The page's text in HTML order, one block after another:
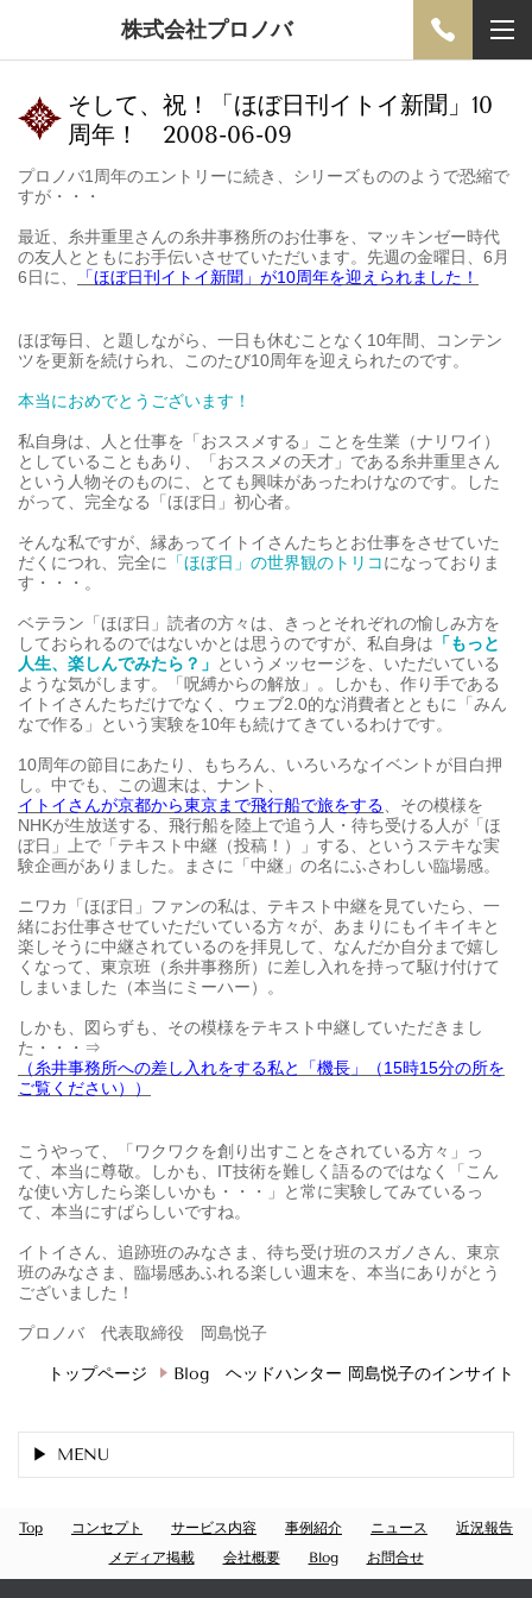
株式会社プロノバ
そして、祝！「ほぼ日刊イトイ新聞」10
周年！ 2008-06-09
プロノバ1周年のエントリーに続き、シリーズもののようで恐縮で
すが・・・
最近、糸井重里さんの糸井事務所のお仕事を、マッキンゼー時代
の友人とともにお手伝いさせていただいます。先週の金曜日、6月
6日に、
「ほぼ日刊イトイ新聞」が10周年を迎えられました！
ほぼ毎日、と題しながら、一日も休むことなく10年間、コンテン
ツを更新を続けられ、このたび10周年を迎えられたのです。
本当におめでとうございます！
私自身は、人と仕事を「おススメする」ことを生業（ナリワイ）
としていることもあり、「おススメの天才」である糸井重里さん
という人物そのものに、とても興味があったわけなのです。した
がって、完全なる「ほぼ日」初心者。
そんな私ですが、縁あってイトイさんたちとお仕事をさせていた
だくにつれ、完全に
「ほぼ日」の世界観のトリコになっておりま
す・・・。
ベテラン「ほぼ日」読者の方々は、きっとそれぞれの愉しみ方を
しておられるのではないかとは思うのですが、私自身は 「もっと
人生、楽しんでみたら？」 というメッセージを、いただいている
ような気がします。「呪縛からの解放」。しかも、作り手である
イトイさんたちだけでなく、ウェブ2.0的な消費者とともに「みん
なで作る」という実験を10年も続けてきているわけです。
10周年の節目にあたり、もちろん、いろいろなイベントが目白押
し。中でも、この週末は、ナント、
イトイさんが京都から東京まで飛行船で旅をする 、その模様を
NHKが生放送する、飛行船を陸上で追う人・待ち受ける人が「ほ
ぼ日」上で「テキスト中継（投稿！）」する、というステキな実
験企画がありました。まさに「中継」の名にふさわしい臨場感。
ニワカ「ほぼ日」ファンの私は、テキスト中継を見ていたら、一
緒にお仕事させていただいている方々が、あまりにもイキイキと
楽しそうに中継されているのを拝見して、なんだか自分まで嬉し
くなって、東京班（糸井事務所）に差し入れを持って駆け付けて
しまいました（本当にミーハー）。
しかも、図らずも、その模様をテキスト中継していただきまし
た・・・⇒
（糸井事務所への差し入れをする私と「機長」（15時15分の所を
ご覧ください））
こうやって、「ワクワクを創り出すことをされている方々」っ
て、本当に尊敬。しかも、IT技術を難しく語るのではなく「こん
な使い方したら楽しいかも・・・」と常に実験してみているっ
て、本当にすばらしいですね。
イトイさん、追跡班のみなさま、待ち受け班のスガノさん、東京
班のみなさま、臨場感あふれる楽しい週末を、本当にありがとう
ございました！
プロノバ 代表取締役 岡島悦子
トップページ Blog ヘッドハンター 岡島悦子のインサイト
MENU
Top コンセプト サービス内容 事例紹介 ニュース
近況報告
メディア掲載
会社概要 Blog お問合せ